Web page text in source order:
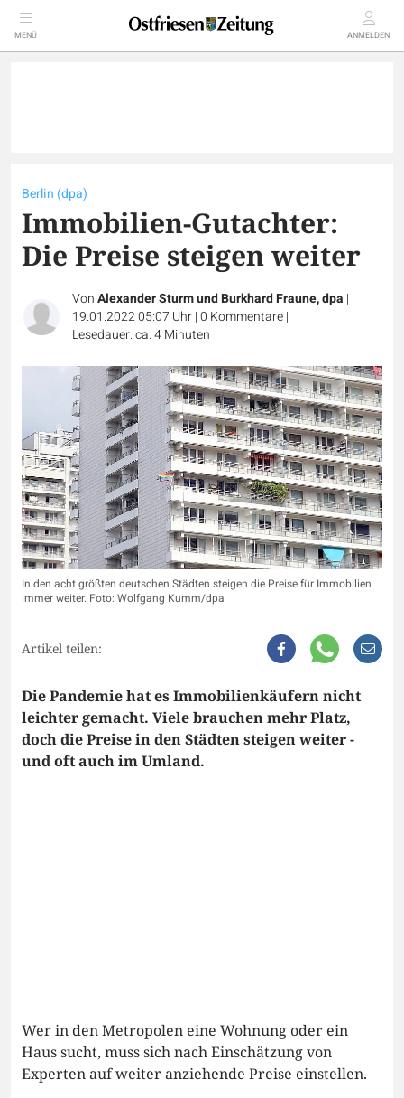
MENÜ ANMELDEN
Berlin (dpa)
Immobilien-Gutachter:
Die Preise steigen weiter
VonAlexander Sturm und Burkhard Fraune, dpa |
19.01.2022 05:07 Uhr|0 Kommentare|
Lesedauer: ca. 4 Minuten
In den acht größten deutschen Städten steigen die Preise für Immobilien
immer weiter. Foto: Wolfgang Kumm/dpa
Artikel teilen:
Die Pandemie hat es Immobilienkäufern nicht
leichter gemacht. Viele brauchen mehr Platz,
doch die Preise in den Städten steigen weiter -
und oft auch im Umland.
Wer in den Metropolen eine Wohnung oder ein
Haus sucht, muss sich nach Einschätzung von
Experten auf weiter anziehende Preise einstellen.